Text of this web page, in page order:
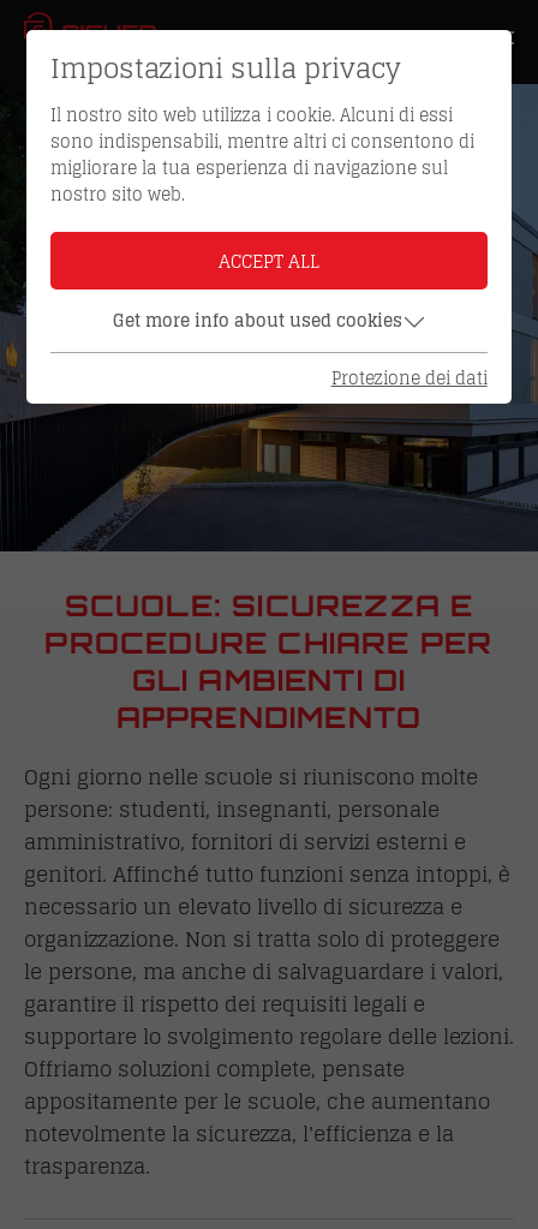
SCUOLE: SICUREZZA E
PROCEDURE CHIARE PER
GLI AMBIENTI DI
APPRENDIMENTO
Ogni giorno nelle scuole si riuniscono molte
persone: studenti, insegnanti, personale
amministrativo, fornitori di servizi esterni e
genitori. Affinché tutto funzioni senza intoppi, è
necessario un elevato livello di sicurezza e
organizzazione. Non si tratta solo di proteggere
le persone, ma anche di salvaguardare i valori,
garantire il rispetto dei requisiti legali e
supportare lo svolgimento regolare delle lezioni.
Offriamo soluzioni complete, pensate
appositamente per le scuole, che aumentano
notevolmente la sicurezza, l'efficienza e la
trasparenza.
Impostazioni sulla privacy
Il nostro sito web utilizza i cookie. Alcuni di essi
sono indispensabili, mentre altri ci consentono di
migliorare la tua esperienza di navigazione sul
nostro sito web.
ACCEPT ALL
Get more info about used cookies
Protezione dei dati